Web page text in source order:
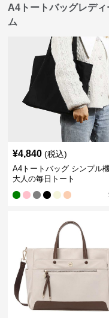
A4トートバッグレデ
ム
¥4,840 (税込)
A4トートバッグ シンプル
大人の毎日トート